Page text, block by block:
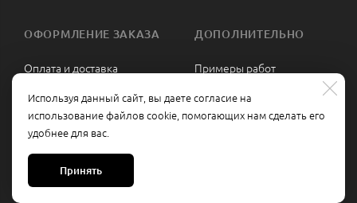
Используя данный сайт, вы даете согласие на
использование файлов cookie, помогающих нам сделать его
удобнее для вас.
Принять
ОФОРМЛЕНИЕ ЗАКАЗА
Оплата и доставка
Сборка и монтаж
Гарантии и возврат
Контакты
ДОПОЛНИТЕЛЬНО
Примеры работ
Политика
конфиденциальности